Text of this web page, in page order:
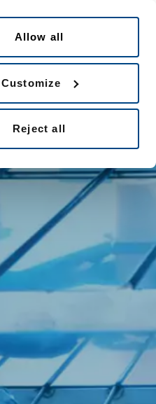
Allow all
Customize
Reject all